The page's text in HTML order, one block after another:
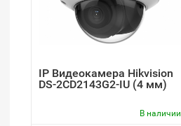
IP Видеокамера Hikvision
DS-2CD2143G2-IU (4 мм)
В наличии